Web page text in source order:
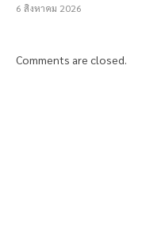
6 สิงหาคม 2026
Comments are closed.